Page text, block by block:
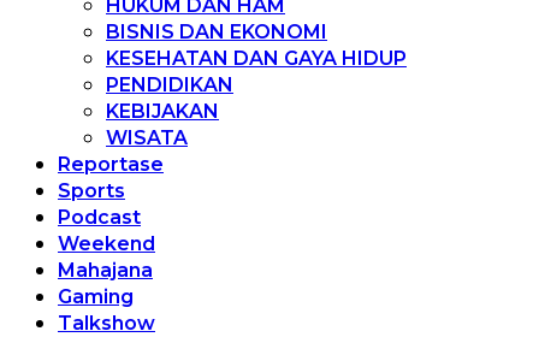
HUKUM DAN HAM
BISNIS DAN EKONOMI
KESEHATAN DAN GAYA HIDUP
PENDIDIKAN
KEBIJAKAN
WISATA
Reportase
Sports
Podcast
Weekend
Mahajana
Gaming
Talkshow